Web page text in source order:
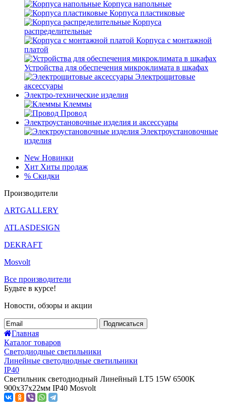
Корпуса напольные
Корпуса пластиковые
Корпуса
распределительные
Корпуса с монтажной
платой
Устройства для обеспечения микроклимата в шкафах
Электрощитовые
аксессуары
Электро-технические изделия
Клеммы
Провод
Электроустановочные изделия и аксессуары
Электроустановочные
изделия
New Новинки
Хит Хиты продаж
% Скидки
Производители
ARTGALLERY
ATLASDESIGN
DEKRAFT
Mosvolt
Все производители
Будьте в курсе!
Новости, обзоры и акции
Подписаться
Главная
Каталог товаров
Светодиодные светильники
Линейные светодиодные светильники
IP40
Светильник светодиодный Линейный LТ5 15W 6500K
900х37х22мм IP40 Mosvolt